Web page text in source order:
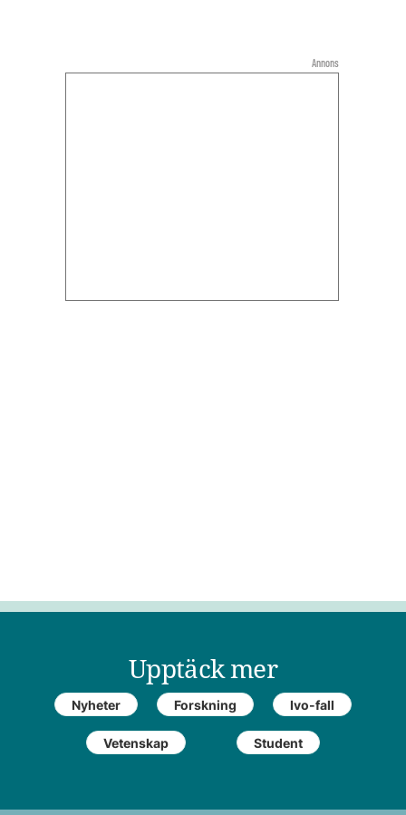
Upptäck mer
Nyheter Forskning Ivo-fall
Vetenskap Student
Annons